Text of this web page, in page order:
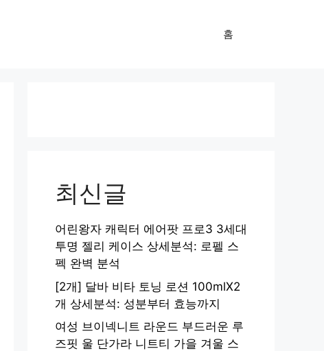
홈
최신글
어린왕자 캐릭터 에어팟 프로3 3세대
투명 젤리 케이스 상세분석: 로펠 스
펙 완벽 분석
[2개] 달바 비타 토닝 로션 100mlX2
개 상세분석: 성분부터 효능까지
여성 브이넥니트 라운드 부드러운 루
즈핏 울 단가라 니트티 가을 겨울 스